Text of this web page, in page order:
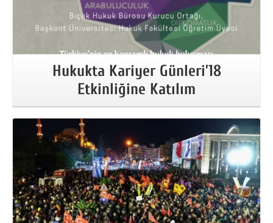
Hukukta Kariyer Günleri’18
Etkinliğine Katılım
More Information